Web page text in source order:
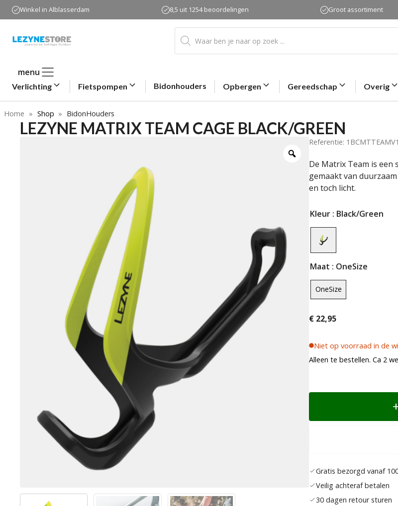
naar
inhoud
Winkel in Alblasserdam 8,5 uit 1254 beoordelingen Groot assortiment
Producten
zoeken
menu
Verlichting Fietspompen Bidonhouders Opbergen Gereedschap Overig
Home » Shop » BidonHouders
LEZYNE MATRIX TEAM CAGE BLACK/GREEN
Referentie:
De Matrix Team is
gemaakt van
en toch licht.
Kleur : Black/Green
Maat : OneSize
OneSize
€ 22,95
Niet op voorraad in de
Alleen te bestellen. Ca 2
Gratis bezorgd vanaf
Veilig achteraf betalen
30 dagen retour sturen